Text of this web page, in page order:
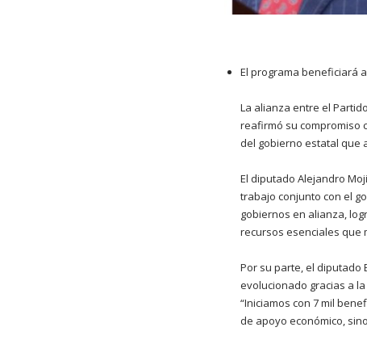
El programa beneficiará
La alianza entre el
reafirmó su compromiso
del gobierno estatal que
El diputado Alejandro
trabajo conjunto con el
gobiernos en alianza,
recursos esenciales que
Por su parte, el diputado
evolucionado gracias a
“Iniciamos con 7 mil
de apoyo económico,